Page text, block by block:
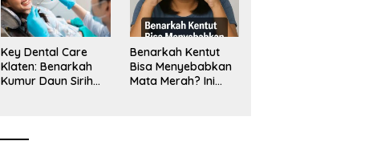
Key Dental Care
Klaten: Benarkah
Kumur Daun Sirih
Klaten
Benarkah Kentut
Bisa Menyebabkan
Mata Merah? Ini